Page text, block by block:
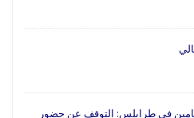
في طرابلس: التوقف عن حضور